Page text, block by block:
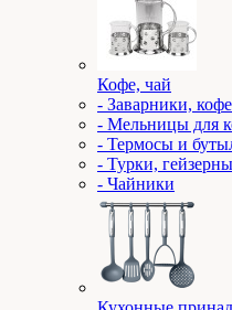
Кофе, чай
- Заварники,
- Мельницы для
- Термосы и
- Турки,
- Чайники